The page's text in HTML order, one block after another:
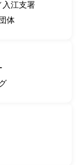
入江支署
体